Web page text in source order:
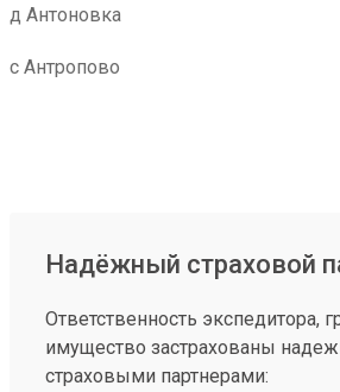
д Антоновка
с Антропово
Надёжный страховой
Ответственность экспедитора,
имущество застрахованы
страховыми партнерами: